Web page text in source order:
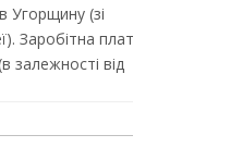
Угорщину (зі
Заробітна плата від
залежності від